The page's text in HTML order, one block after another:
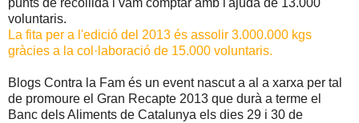
punts de recollida i vam comptar amb l'ajuda de 13.000
voluntaris.
La fita per a l'edició del 2013 és assolir 3.000.000 kgs
gràcies a la col·laboració de 15.000 voluntaris.
Blogs Contra la Fam és un event nascut a al a xarxa per tal
de promoure el Gran Recapte 2013 que durà a terme el
Banc dels Aliments de Catalunya els dies 29 i 30 de